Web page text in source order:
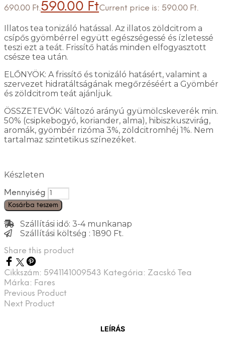
690.00 Ft.590.00 FtCurrent price is: 590.00 Ft.
Illatos tea tonizáló hatással. Az illatos zöldcitrom a
csípős gyömbérrel együtt egészségessé és ízletessé
teszi ezt a teát. Frissítő hatás minden elfogyasztott
csésze tea után.
ELŐNYÖK: A frissítő és tonizáló hatásért, valamint a
szervezet hidratáltságának megőrzéséért a Gyömbér
és zöldcitrom teát ajánljuk.
ÖSSZETEVŐK: Változó arányú gyümölcskeverék min.
50% (csipkebogyó, koriander, alma), hibiszkuszvirág,
aromák, gyömbér rizóma 3%, zöldcitromhéj 1%. Nem
tartalmaz szintetikus színezéket.
Készleten
Mennyiség
Kosárba teszem
Szállítási idő: 3-4 munkanap
Szállítási költség : 1890 Ft.
Share this product
Cikkszám: 5941141009543 Kategória: Zacskó Tea
Márka: Fares
Previous Product
Next Product
LEÍRÁS